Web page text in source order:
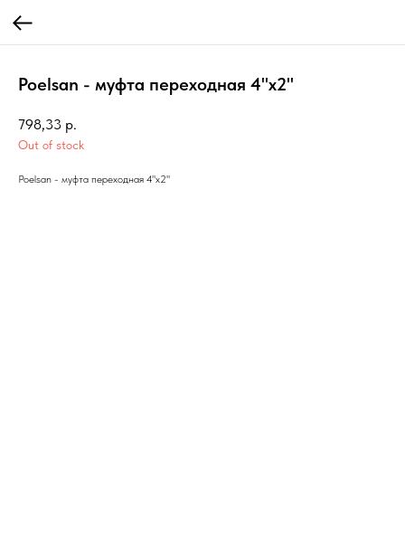
Poelsan - муфта переходная 4"х2"
798,33 р.
Out of stock
Poelsan - муфта переходная 4"х2"